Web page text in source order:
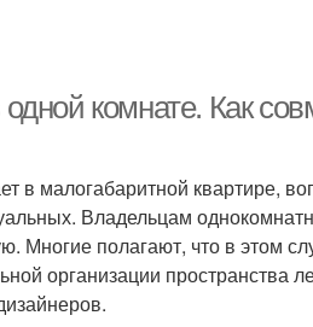
комнате. Как
в малогабаритной квартире,
Владельцам
Многие полагают, что в этом
организации пространства